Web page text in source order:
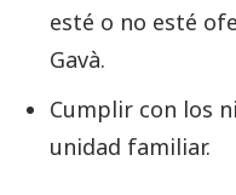
esté o no esté
Gavà.
Cumplir con los
unidad familiar.